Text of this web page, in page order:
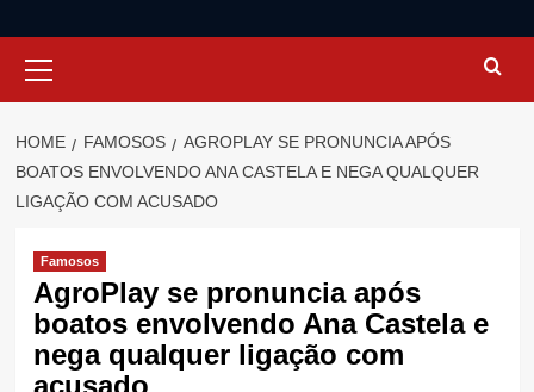
Menu
HOME FAMOSOS
AGROPLAY SE PRONUNCIA APÓS
BOATOS ENVOLVENDO ANA CASTELA E NEGA QUALQUER
LIGAÇÃO COM ACUSADO
Famosos
AgroPlay se pronuncia após
boatos envolvendo Ana Castela e
nega qualquer ligação com